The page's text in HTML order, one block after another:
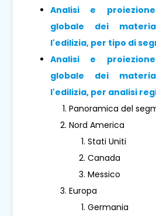
Analisi e
globale dei
l'edilizia, per tipo di
Analisi e
globale dei
l'edilizia, per analisi
Panoramica del
Nord America
Stati Uniti
Canada
Messico
Europa
Germania